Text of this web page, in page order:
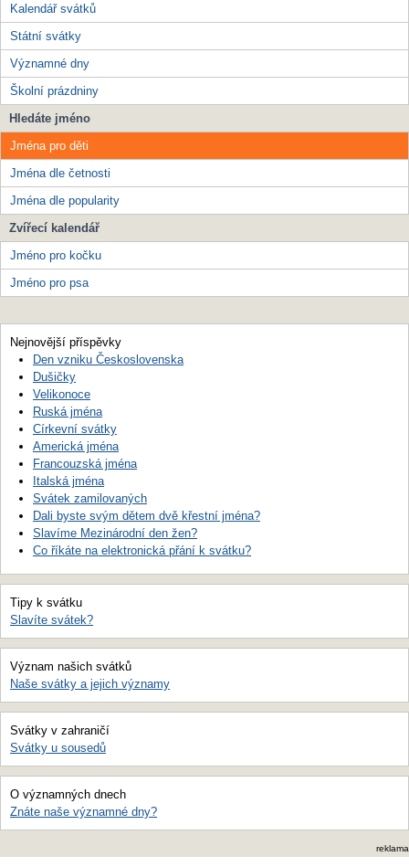
Kalendář svátků
Státní svátky
Významné dny
Školní prázdniny
Hledáte jméno
Jména pro děti
Jména dle četnosti
Jména dle popularity
Zvířecí kalendář
Jméno pro kočku
Jméno pro psa
Nejnovější příspěvky
Den vzniku Československa
Dušičky
Velikonoce
Ruská jména
Církevní svátky
Americká jména
Francouzská jména
Italská jména
Svátek zamilovaných
Dali byste svým dětem dvě křestní jména?
Slavíme Mezinárodní den žen?
Co říkáte na elektronická přání k svátku?
Tipy k svátku
Slavíte svátek?
Význam našich svátků
Naše svátky a jejich významy
Svátky v zahraničí
Svátky u sousedů
O významných dnech
Znáte naše významné dny?
reklama